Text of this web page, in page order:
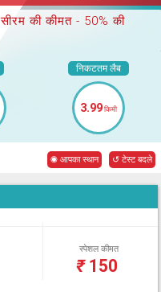
की कीमत - 50% की
निकटतम लैब
3.99किमी
◉ आपका स्थान ↺ टेस्ट बदले
स्पेशल कीमत
₹150